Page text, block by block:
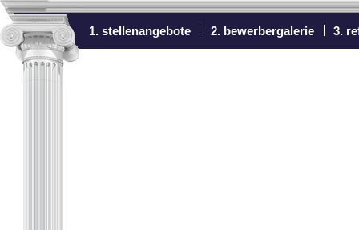
1. stellenangebote 2. bewerbergalerie 3.